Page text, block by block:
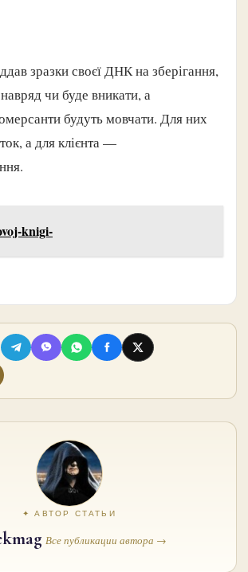
зразки своєї ДНК на зберігання,
чи буде вникати, а
будуть мовчати. Для них
а для клієнта —
knigi-
✦ АВТОР СТАТЬИ
Все публикации автора →